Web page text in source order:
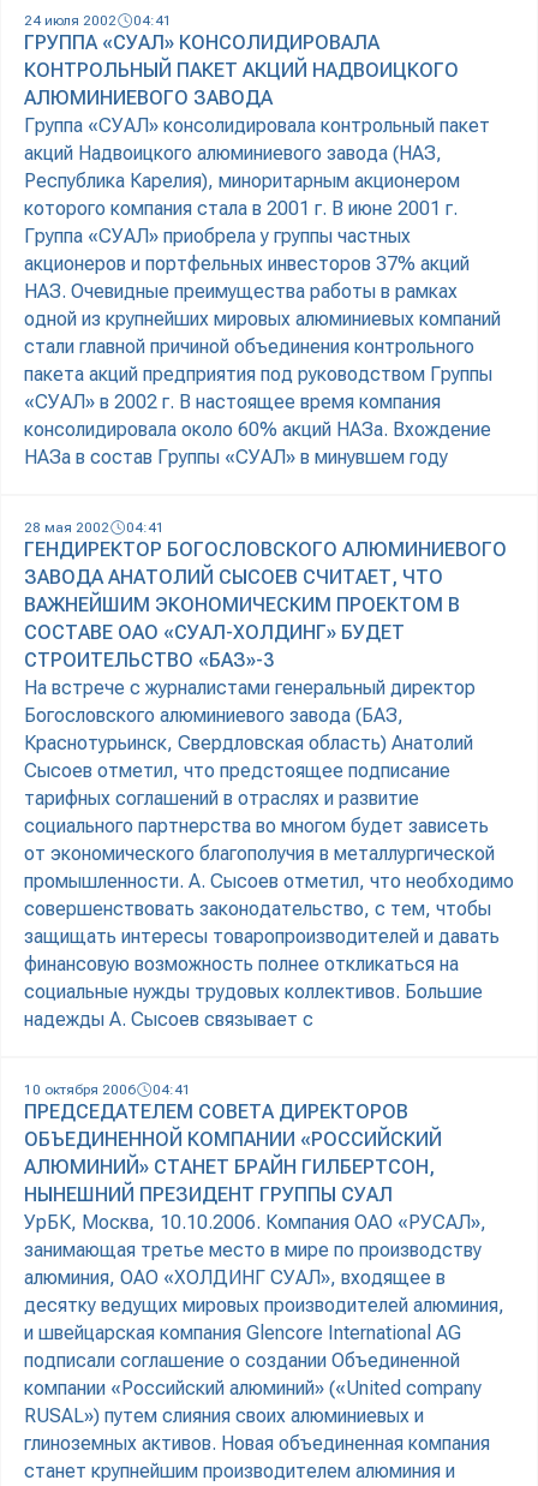
24 июля 2002 04:41
ГРУППА «СУАЛ» КОНСОЛИДИРОВАЛА
КОНТРОЛЬНЫЙ ПАКЕТ АКЦИЙ НАДВОИЦКОГО
АЛЮМИНИЕВОГО ЗАВОДА
Группа «СУАЛ» консолидировала контрольный пакет
акций Надвоицкого алюминиевого завода (НАЗ,
Республика Карелия), миноритарным акционером
которого компания стала в 2001 г. В июне 2001 г.
Группа «СУАЛ» приобрела у группы частных
акционеров и портфельных инвесторов 37% акций
НАЗ. Очевидные преимущества работы в рамках
одной из крупнейших мировых алюминиевых компаний
стали главной причиной объединения контрольного
пакета акций предприятия под руководством Группы
«СУАЛ» в 2002 г. В настоящее время компания
консолидировала около 60% акций НАЗа. Вхождение
НАЗа в состав Группы «СУАЛ» в минувшем году
28 мая 2002 04:41
ГЕНДИРЕКТОР БОГОСЛОВСКОГО АЛЮМИНИЕВОГО
ЗАВОДА АНАТОЛИЙ СЫСОЕВ СЧИТАЕТ, ЧТО
ВАЖНЕЙШИМ ЭКОНОМИЧЕСКИМ ПРОЕКТОМ В
СОСТАВЕ ОАО «СУАЛ-ХОЛДИНГ» БУДЕТ
СТРОИТЕЛЬСТВО «БАЗ»-3
На встрече с журналистами генеральный директор
Богословского алюминиевого завода (БАЗ,
Краснотурьинск, Свердловская область) Анатолий
Сысоев отметил, что предстоящее подписание
тарифных соглашений в отраслях и развитие
социального партнерства во многом будет зависеть
от экономического благополучия в металлургической
промышленности. А. Сысоев отметил, что необходимо
совершенствовать законодательство, с тем, чтобы
защищать интересы товаропроизводителей и давать
финансовую возможность полнее откликаться на
социальные нужды трудовых коллективов. Большие
надежды А. Сысоев связывает с
10 октября 2006 04:41
ПРЕДСЕДАТЕЛЕМ СОВЕТА ДИРЕКТОРОВ
ОБЪЕДИНЕННОЙ КОМПАНИИ «РОССИЙСКИЙ
АЛЮМИНИЙ» СТАНЕТ БРАЙН ГИЛБЕРТСОН,
НЫНЕШНИЙ ПРЕЗИДЕНТ ГРУППЫ СУАЛ
УрБК, Москва, 10.10.2006. Компания ОАО «РУСАЛ»,
занимающая третье место в мире по производству
алюминия, ОАО «ХОЛДИНГ СУАЛ», входящее в
десятку ведущих мировых производителей алюминия,
и швейцарская компания Glencore International AG
подписали соглашение о создании Объединенной
компании «Российский алюминий» («United company
RUSAL») путем слияния своих алюминиевых и
глиноземных активов. Новая объединенная компания
станет крупнейшим производителем алюминия и